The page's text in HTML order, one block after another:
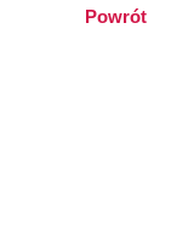
Powrót